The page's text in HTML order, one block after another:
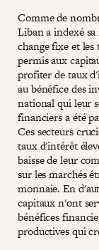
Comme de
Liban a indexé
change fixe et
permis aux
profiter de taux
au bénéfice des
national qui leur
financiers a été
Ces secteurs
taux d'intérêt
baisse de leur
sur les marchés
monnaie. En
capitaux n'ont
bénéfices
productives qui